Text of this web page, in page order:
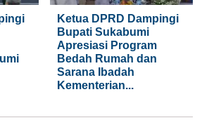
Ketua DPRD Dampingi
Bupati Sukabumi
Apresiasi Program
Bedah Rumah dan
Sarana Ibadah
Kementerian...